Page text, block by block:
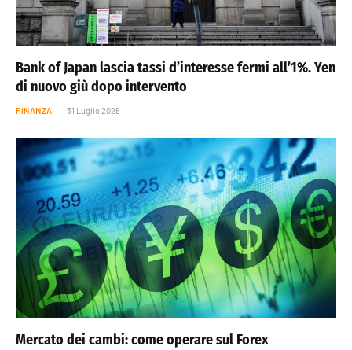
Bank of Japan lascia tassi d’interesse fermi all’1%. Yen
di nuovo giù dopo intervento
FINANZA 31 Luglio 2026
Mercato dei cambi: come operare sul Forex